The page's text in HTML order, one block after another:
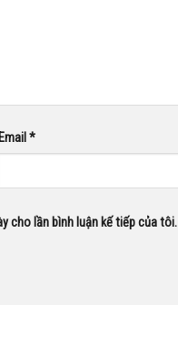
Email*
cho lần bình luận kế tiếp của tôi.